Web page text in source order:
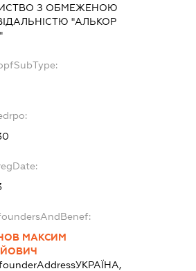
З ОБМЕЖЕНОЮ
"АЛЬКОР
МАКСИМ
УКРАЇНА,